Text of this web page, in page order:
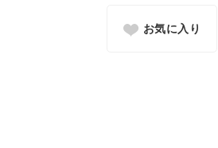
お気に入り